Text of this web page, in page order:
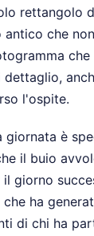
rettangolo
che
l'ospite.
è
il buio
giorno
ha
di chi ha